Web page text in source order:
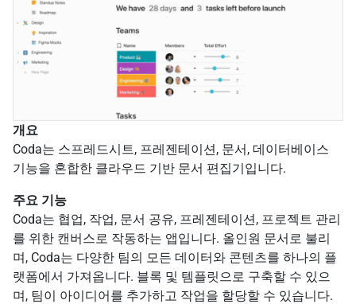
개요
Coda는 스프레드시트, 프레젠테이션, 문서, 데이터베이스
기능을 혼합한 클라우드 기반 문서 편집기입니다.
주요 기능
Coda는 협업, 작업, 문서 공유, 프레젠테이션, 프로젝트 관리
를 위한 캔버스로 작동하는 앱입니다. 올인원 문서로 불리
며, Coda는 다양한 팀의 모든 데이터와 콘텐츠를 하나의 플
랫폼에서 가져옵니다. 블록 및 템플릿으로 구축할 수 있으
며, 팀이 아이디어를 추가하고 작업을 할당할 수 있습니다.